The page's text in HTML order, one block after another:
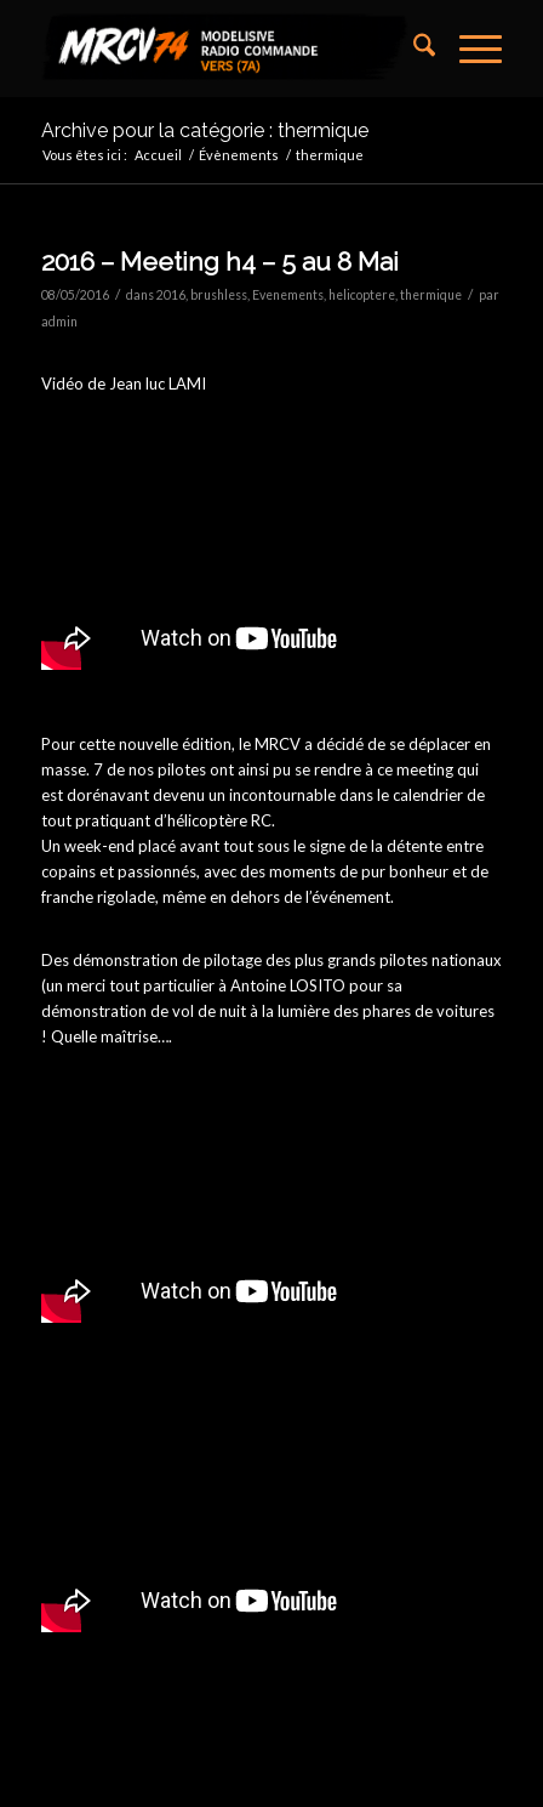
Archive pour la catégorie : thermique
Vous êtes ici : Accueil / Évènements / thermique
2016 – Meeting h4 – 5 au 8 Mai
08/05/2016 / dans2016, brushless, Evenements, helicoptere, thermique / par
admin
Vidéo de Jean luc LAMI
Pour cette nouvelle édition, le MRCV a décidé de se déplacer en
masse. 7 de nos pilotes ont ainsi pu se rendre à ce meeting qui
est dorénavant devenu un incontournable dans le calendrier de
tout pratiquant d’hélicoptère RC.
Un week-end placé avant tout sous le signe de la détente entre
copains et passionnés, avec des moments de pur bonheur et de
franche rigolade, même en dehors de l’événement.
Des démonstration de pilotage des plus grands pilotes nationaux
(un merci tout particulier à Antoine LOSITO pour sa
démonstration de vol de nuit à la lumière des phares de voitures
! Quelle maîtrise….